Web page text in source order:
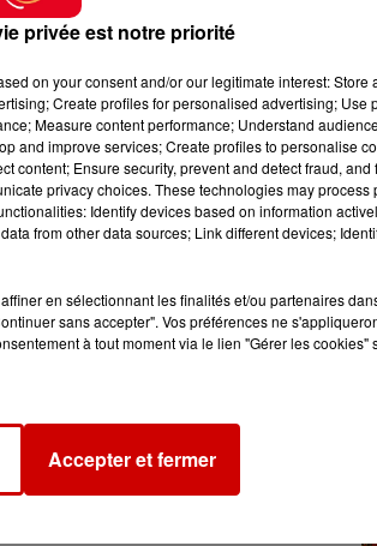
privée est notre priorité
on your consent and/or our legitimate interest: Store
Create profiles for personalised advertising; Use
Measure content performance; Understand
and improve services; Create profiles to personalise
content; Ensure security, prevent and detect fraud, and
privacy choices. These technologies may process
Identify devices based on information
from other data sources; Link different devices;
en sélectionnant les finalités et/ou partenaires
sans accepter". Vos préférences ne
à tout moment via le lien "Gérer les cookies"
Accepter et fermer